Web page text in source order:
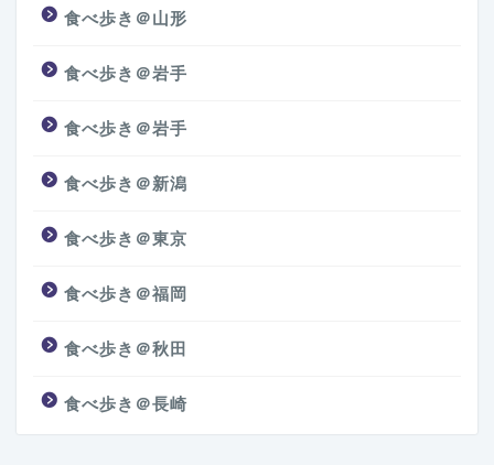
食べ歩き＠山形
食べ歩き＠岩手
食べ歩き＠岩手
食べ歩き＠新潟
食べ歩き＠東京
食べ歩き＠福岡
食べ歩き＠秋田
食べ歩き＠長崎